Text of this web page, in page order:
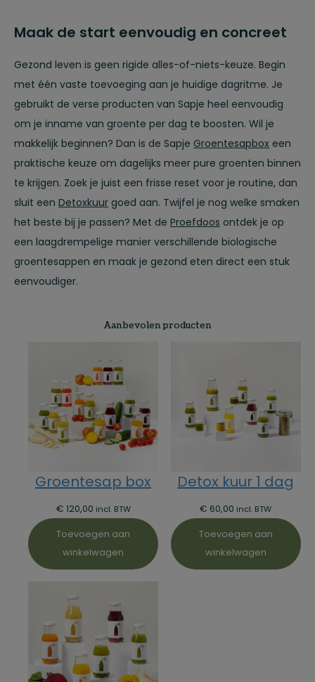
Maak de start eenvoudig en concreet
Gezond leven is geen rigide alles-of-niets-keuze. Begin
met één vaste toevoeging aan je huidige dagritme. Je
gebruikt de verse producten van Sapje heel eenvoudig
om je inname van groente per dag te boosten. Wil je
makkelijk beginnen? Dan is de Sapje Groentesapbox een
praktische keuze om dagelijks meer pure groenten binnen
te krijgen. Zoek je juist een frisse reset voor je routine, dan
sluit een Detoxkuur goed aan. Twijfel je nog welke smaken
het beste bij je passen? Met de Proefdoos ontdek je op
een laagdrempelige manier verschillende biologische
groentesappen en maak je gezond eten direct een stuk
eenvoudiger.
Aanbevolen producten
Groentesap box
€ 120,00 incl. BTW
Toevoegen aan
winkelwagen
Detox kuur 1 dag
€ 60,00 incl. BTW
Toevoegen aan
winkelwagen